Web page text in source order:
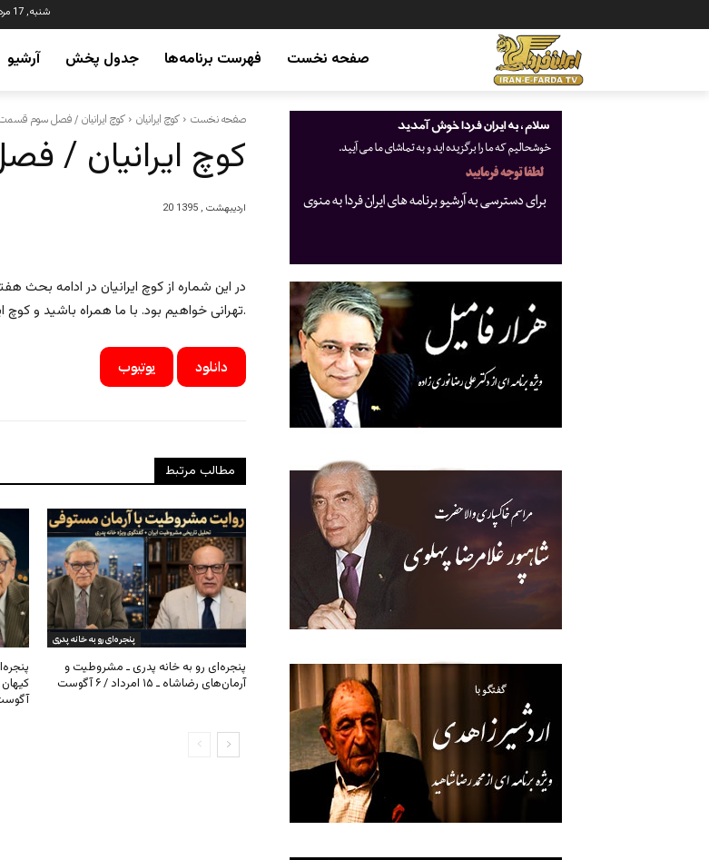
شنبه, 17 مرداد 1405
صفحه نخست فهرست برنامه‌ها جدول پخش آرشیو
صفحه نخست کوچ ایرانیان کوچ ایرانیان / فصل سوم قسمت
کوچ ایرانیان /
20 اردیبهشت , 1395
در این شماره از کوچ ایرانیان در ادامه
تهرانی خواهیم بود. با ما همراه باشید و کوچ ایرانیان را با دوستان و آشنایان خود نیز به اشتراک بگذارید.
یوتیوب دانلود
مطالب مرتبط
پنجره‌ای رو به خانه پدری
پنجره‌ای رو به خانه پدری ـ مشروطیت و
آرمان‌های رضاشاه ـ ۱۵ امرداد / ۶ آگوست